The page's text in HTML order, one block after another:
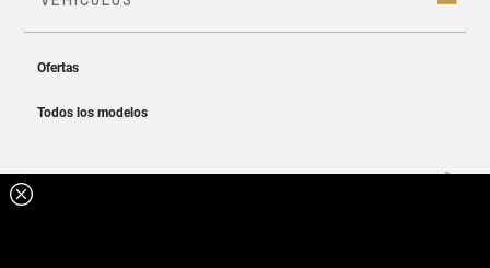
Asientos para que viajes más cómodo